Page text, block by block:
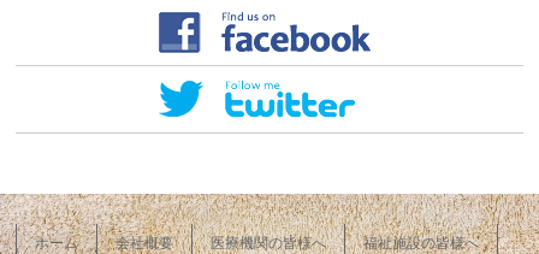
ホーム 会社概要 医療機関の皆様へ 福祉施設の皆様へ